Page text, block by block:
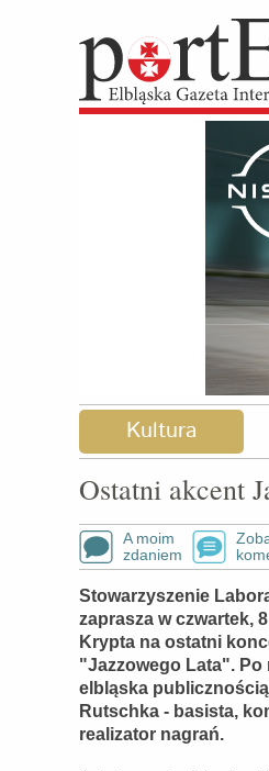
Kultura
Ostatni akcent
A moim
zdaniem
Stowarzyszenie
zaprasza w czwartek,
Krypta na ostatni
"Jazzowego Lata". Po
elbląska
Rutschka - basista,
realizator nagrań.